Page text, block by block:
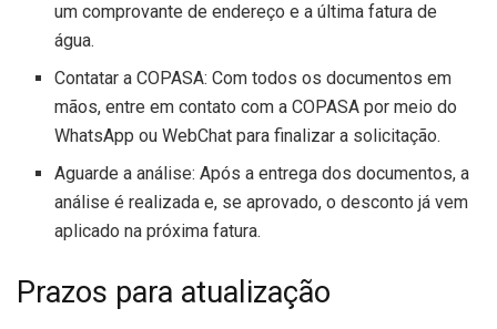
um comprovante de endereço e a última fatura de
água.
Contatar a COPASA: Com todos os documentos em
mãos, entre em contato com a COPASA por meio do
WhatsApp ou WebChat para finalizar a solicitação.
Aguarde a análise: Após a entrega dos documentos, a
análise é realizada e, se aprovado, o desconto já vem
aplicado na próxima fatura.
Prazos para atualização